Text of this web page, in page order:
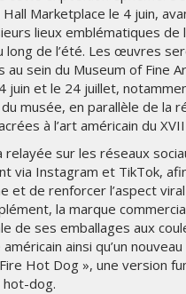
Marketplace le 4 juin,
lieux emblématiques de
long de l’été. Les œuvres
au sein du Museum of Fine
juin et le 24 juillet,
musée, en parallèle de la
à l’art américain du
relayée sur les réseaux
via Instagram et TikTok,
et de renforcer l’aspect
la marque
de ses emballages aux
ainsi qu’un
Hot Dog », une version
hot-dog.